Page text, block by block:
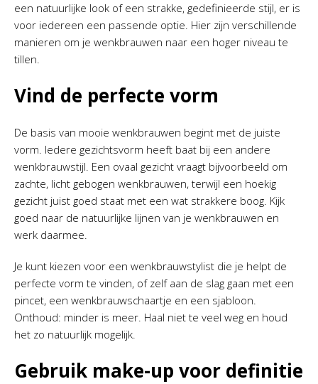
een natuurlijke look of een strakke, gedefinieerde stijl, er is
voor iedereen een passende optie. Hier zijn verschillende
manieren om je wenkbrauwen naar een hoger niveau te
tillen.
Vind de perfecte vorm
De basis van mooie wenkbrauwen begint met de juiste
vorm. Iedere gezichtsvorm heeft baat bij een andere
wenkbrauwstijl. Een ovaal gezicht vraagt bijvoorbeeld om
zachte, licht gebogen wenkbrauwen, terwijl een hoekig
gezicht juist goed staat met een wat strakkere boog. Kijk
goed naar de natuurlijke lijnen van je wenkbrauwen en
werk daarmee.
Je kunt kiezen voor een wenkbrauwstylist die je helpt de
perfecte vorm te vinden, of zelf aan de slag gaan met een
pincet, een wenkbrauwschaartje en een sjabloon.
Onthoud: minder is meer. Haal niet te veel weg en houd
het zo natuurlijk mogelijk.
Gebruik make-up voor definitie